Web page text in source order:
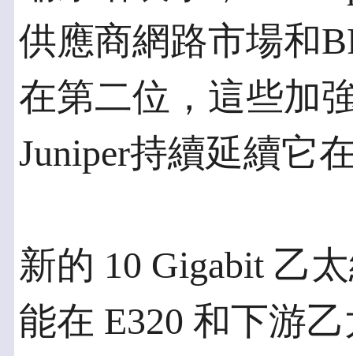
供應商網路市場和
在第二位，這些加
Juniper持續延續它
新的 10 Gigabit 乙
能在 E320 和下游